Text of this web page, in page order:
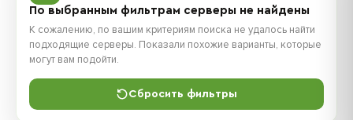
По выбранным фильтрам серверы не найдены
К сожалению, по вашим критериям поиска не удалось найти
подходящие серверы. Показали похожие варианты, которые
могут вам подойти.
Сбросить фильтры